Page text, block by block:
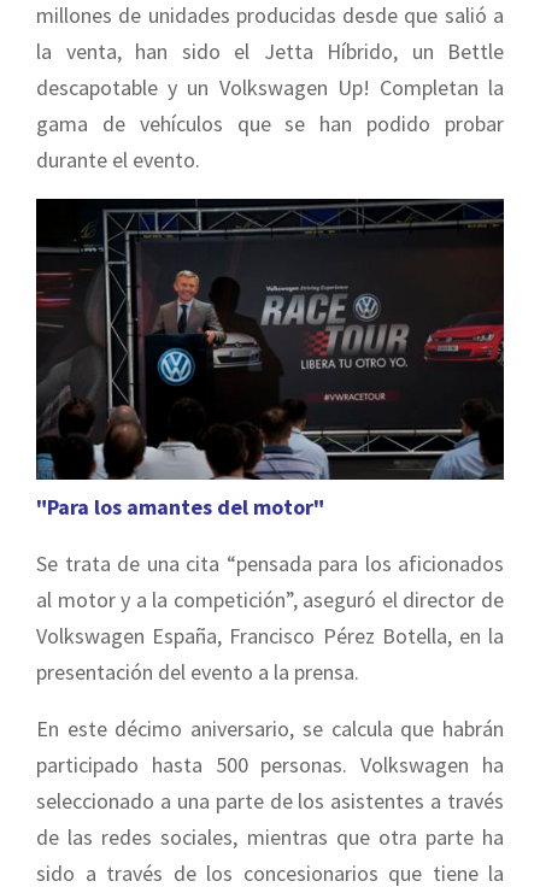
millones de unidades producidas desde que salió a
la venta, han sido el Jetta Híbrido, un Bettle
descapotable y un Volkswagen Up! Completan la
gama de vehículos que se han podido probar
durante el evento.
"Para los amantes del motor"
Se trata de una cita “pensada para los aficionados
al motor y a la competición”, aseguró el director de
Volkswagen España, Francisco Pérez Botella, en la
presentación del evento a la prensa.
En este décimo aniversario, se calcula que habrán
participado hasta 500 personas. Volkswagen ha
seleccionado a una parte de los asistentes a través
de las redes sociales, mientras que otra parte ha
sido a través de los concesionarios que tiene la